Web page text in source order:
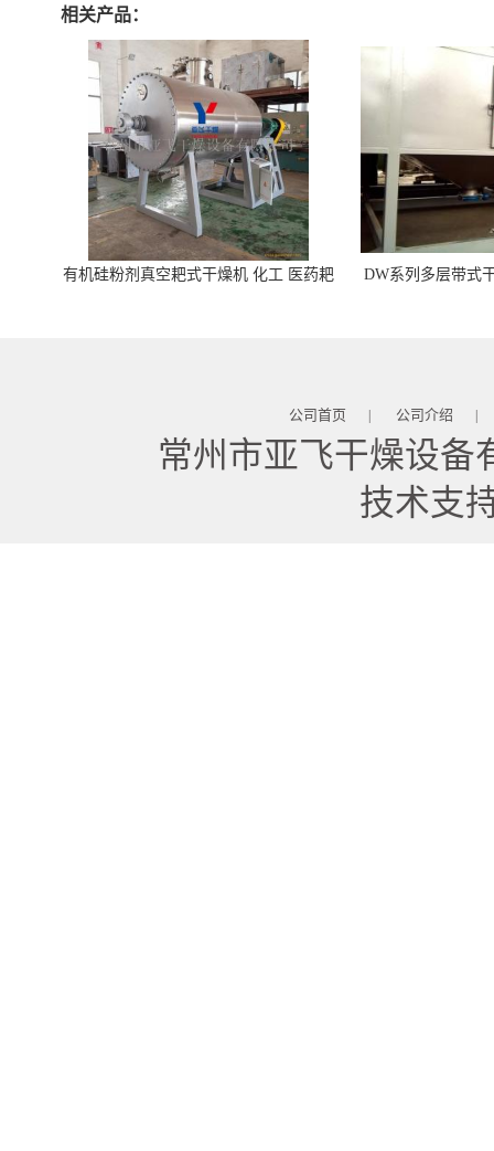
相关产品：
有机硅粉剂真空耙式干燥机 化工 医药耙
DW系列多层带式
公司首页 | 公司介绍 |
常州市亚飞干燥设备
技术支